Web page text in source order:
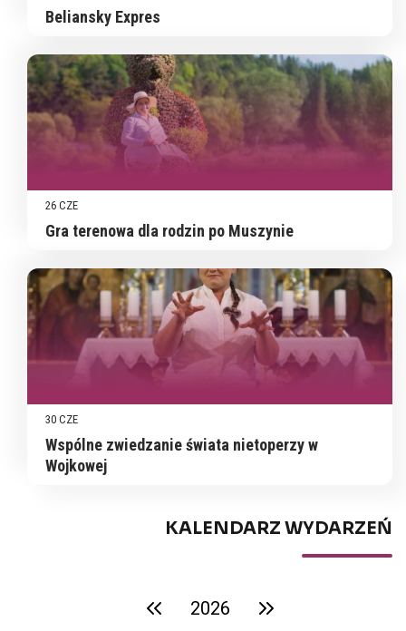
Beliansky Expres
26 CZE
Gra terenowa dla rodzin po Muszynie
30 CZE
Wspólne zwiedzanie świata nietoperzy w
Wojkowej
KALENDARZ WYDARZEŃ
poprzedni rok
2026 następny rok